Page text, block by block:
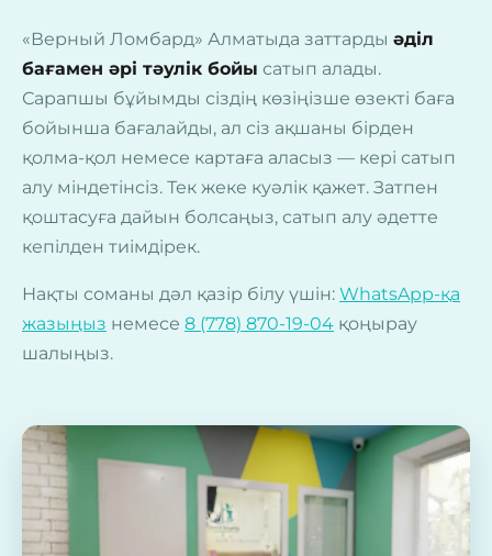
«Верный Ломбард» Алматыда заттарды әділ
бағамен әрі тәулік бойы сатып алады.
Сарапшы бұйымды сіздің көзіңізше өзекті баға
бойынша бағалайды, ал сіз ақшаны бірден
қолма-қол немесе картаға аласыз — кері сатып
алу міндетінсіз. Тек жеке куәлік қажет. Затпен
қоштасуға дайын болсаңыз, сатып алу әдетте
кепілден тиімдірек.
Нақты соманы дәл қазір білу үшін: WhatsApp-қа
жазыңыз немесе 8 (778) 870-19-04 қоңырау
шалыңыз.